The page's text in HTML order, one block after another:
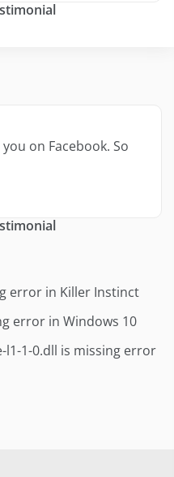
on Facebook. So
error in Killer Instinct
error in Windows 10
1-0.dll is missing error